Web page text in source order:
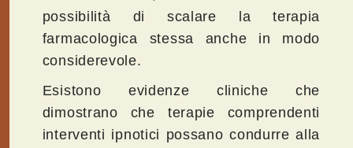
possibilità di scalare la terapia
farmacologica stessa anche in modo
considerevole.
Esistono evidenze cliniche che
dimostrano che terapie comprendenti
interventi ipnotici possano condurre alla